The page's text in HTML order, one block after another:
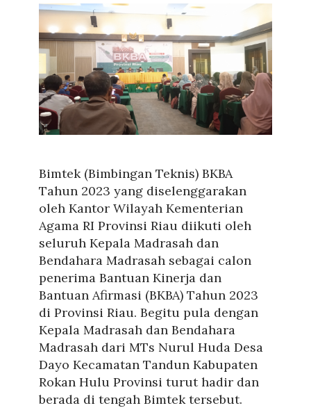
Bimtek (Bimbingan Teknis) BKBA
Tahun 2023 yang diselenggarakan
oleh Kantor Wilayah Kementerian
Agama RI Provinsi Riau diikuti oleh
seluruh Kepala Madrasah dan
Bendahara Madrasah sebagai calon
penerima Bantuan Kinerja dan
Bantuan Afirmasi (BKBA) Tahun 2023
di Provinsi Riau. Begitu pula dengan
Kepala Madrasah dan Bendahara
Madrasah dari MTs Nurul Huda Desa
Dayo Kecamatan Tandun Kabupaten
Rokan Hulu Provinsi turut hadir dan
berada di tengah Bimtek tersebut.